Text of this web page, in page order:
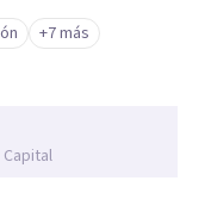
la ansiedad,
una ruptura, mi
duelos, fobias y
de tu vida de
+7 más